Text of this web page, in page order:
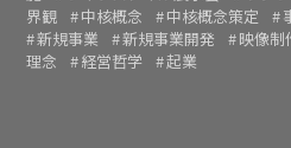
界観
中核概念 中核概念策定
新規事業
新規事業開発 映像制
理念
経営哲学 起業